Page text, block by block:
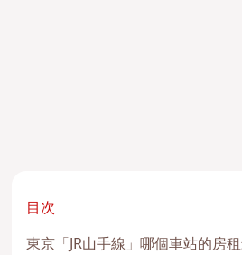
目次
東京「JR山手線」哪個車站的房